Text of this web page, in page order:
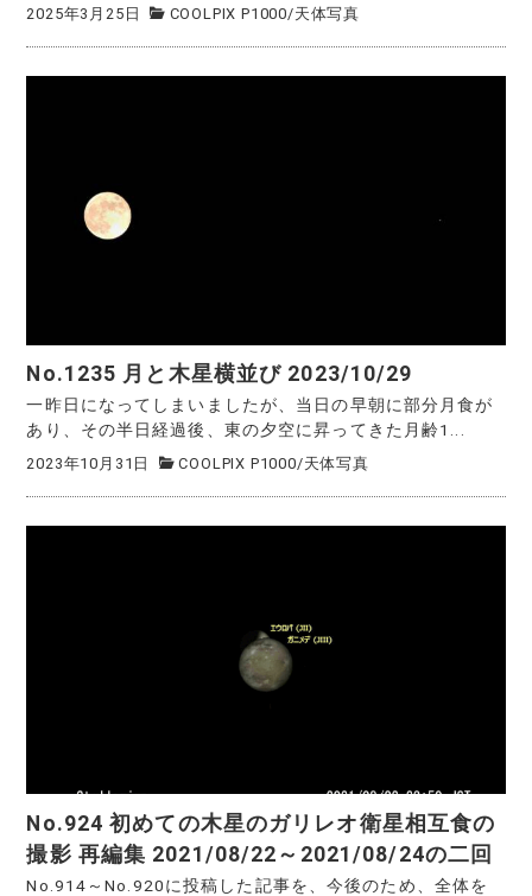
2025年3月25日 COOLPIX P1000/天体写真
No.1235 月と木星横並び 2023/10/29
一昨日になってしまいましたが、当日の早朝に部分月食が
あり、その半日経過後、東の夕空に昇ってきた月齢1...
2023年10月31日 COOLPIX P1000/天体写真
No.924 初めての木星のガリレオ衛星相互食の
撮影 再編集 2021/08/22～2021/08/24の二回
No.914～No.920に投稿した記事を、今後のため、全体を